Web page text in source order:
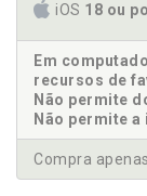
iOS 18 ou
Em
recursos de
Não permite
Não permite
Compra